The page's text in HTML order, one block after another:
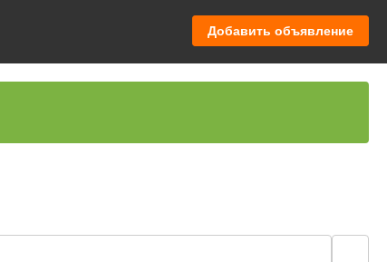
Добавить объявление